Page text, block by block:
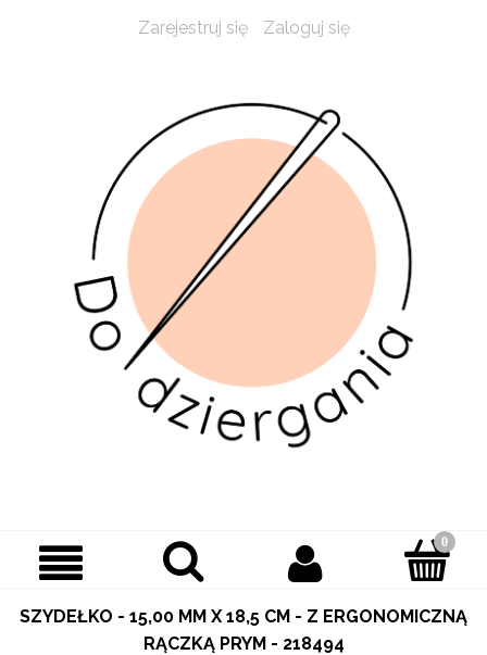
Zarejestruj się Zaloguj się
SZYDEŁKO - 15,00 MM X 18,5 CM - Z ERGONOMICZNĄ
RĄCZKĄ PRYM - 218494